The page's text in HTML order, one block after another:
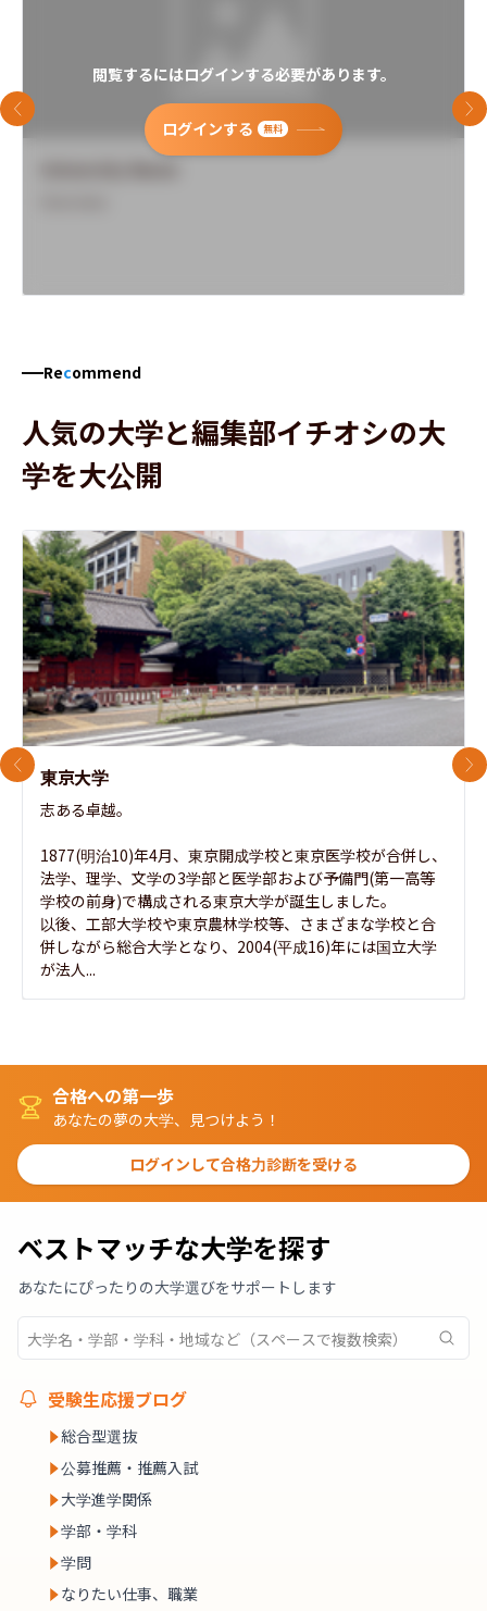
閲覧するにはログインする必要があります。
ログインする 無料
前のスライド 次
Recommend
人気の大学と編集部イチオシの大
学を大公開
東京大学
志ある卓越。
1877(明治10)年4月、東京開成学校と東京医学校が合併し、
法学、理学、文学の3学部と医学部および予備門(第一高等
学校の前身)で構成される東京大学が誕生しました。
以後、工部大学校や東京農林学校等、さまざまな学校と合
併しながら総合大学となり、2004(平成16)年には国立大学
が法人...
前のスライド 次
合格への第一歩
あなたの夢の大学、見つけよう！
ログインして合格力診断を受ける
ベストマッチな大学を探す
あなたにぴったりの大学選びをサポートします
受験生応援ブログ
総合型選抜
公募推薦・推薦入試
大学進学関係
学部・学科
学問
なりたい仕事、職業